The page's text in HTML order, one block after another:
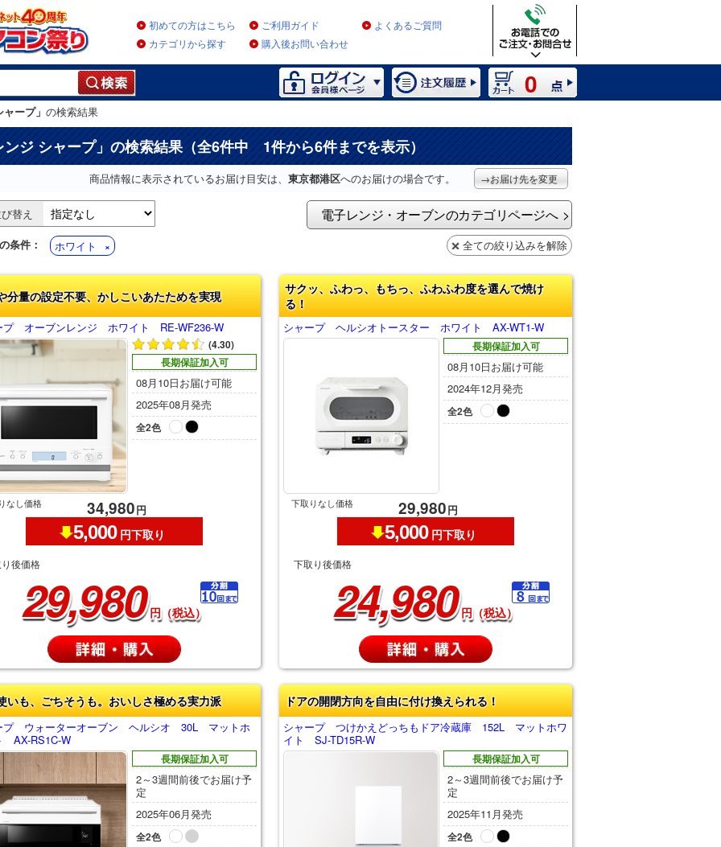
初めての方はこちら ご利用ガイド
よくあるご質問
カテゴリから探す
購入後お問い合わせ
0
ープ」 の検索結果
ンジ シャープ」の検索結果（全6件中 1件から6件までを表示）
商品情報に表示されているお届け目安は、 東京都港区へのお届けの場合です。 →お届け先を変更
替え 電子レンジ・オーブンのカテゴリページへ
条件： ホワイト 全ての絞り込みを解除
分量の設定不要、かしこいあたためを実現
プ オーブンレンジ ホワイト RE-WF236-W
(4.30)
長期保証加入可
08月10日お届け可能
2025年08月発売
全2色
なし価格 34,980円
5,000 円下取り
後価格
29,980 円（税込）
サクッ、ふわっ、もちっ、ふわふわ度を選んで焼け
る！
シャープ ヘルシオトースター ホワイト AX-WT1-W
長期保証加入可
08月10日お届け可能
2024年12月発売
全2色
下取りなし価格 29,980円
5,000 円下取り
下取り後価格
24,980 円（税込）
いも、ごちそうも。おいしさ極める実力派
プ ウォーターオーブン ヘルシオ 30L マットホ
AX-RS1C-W
長期保証加入可
2～3週間前後でお届け予
定
2025年06月発売
全2色
ドアの開閉方向を自由に付け換えられる！
シャープ つけかえどっちもドア冷蔵庫 152L マットホワ
イト SJ-TD15R-W
長期保証加入可
2～3週間前後でお届け予
定
2025年11月発売
全2色